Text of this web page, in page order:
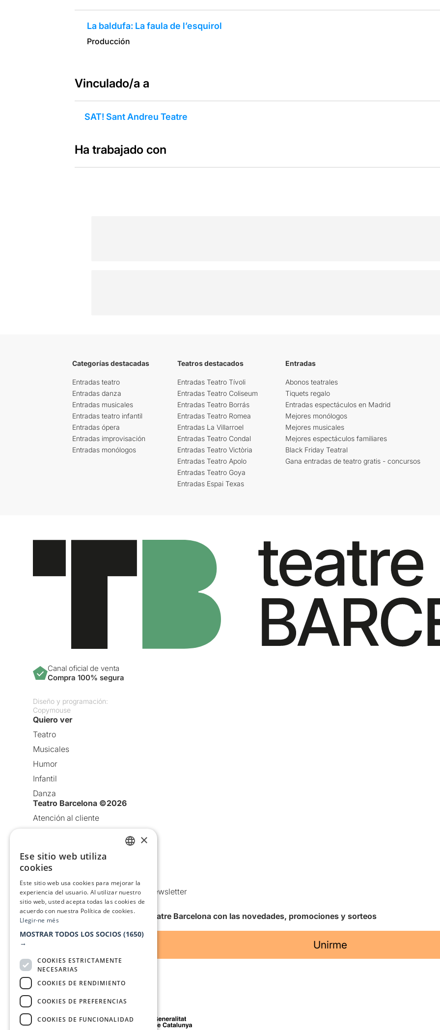
La baldufa: La faula de l’esquirol
Producción
Vinculado/a a
SAT! Sant Andreu Teatre
Ha trabajado con
Categorías destacadas
Entradas teatro
Entradas danza
Entradas musicales
Entradas teatro infantil
Entradas ópera
Entradas improvisación
Entradas monólogos
Teatros destacados
Entradas Teatro Tívoli
Entradas Teatro Coliseum
Entradas Teatro Borrás
Entradas Teatro Romea
Entradas La Villarroel
Entradas Teatro Condal
Entradas Teatro Victòria
Entradas Teatro Apolo
Entradas Teatro Goya
Entradas Espai Texas
Entradas
Abonos teatrales
Tiquets regalo
Entradas espectáculos en Madrid
Mejores monólogos
Mejores musicales
Mejores espectáculos familiares
Black Friday Teatral
Gana entradas de teatro gratis - concursos
Canal oficial de venta
Compra 100% segura
Diseño y programación:
Copymouse
Quiero ver
Teatro
Musicales
Humor
Infantil
Danza
Teatro Barcelona ©2026
Atención al cliente
Política de Cookies
Comunicaciones comerciales y Newsletter
Anuncia’t
Quiero recibir la newsletter de Teatre Barcelona con las novedades, promociones y sorteos
Unirme
Con el apoyo de
×
Ese sitio web utiliza
cookies
Este sitio web usa cookies para mejorar la
experiencia del usuario. Al utilizar nuestro
sitio web, usted acepta todas las cookies de
acuerdo con nuestra Política de cookies.
Llegir-ne més
MOSTRAR TODOS LOS SOCIOS (1650)
→
COOKIES ESTRICTAMENTE
NECESARIAS
COOKIES DE RENDIMIENTO
COOKIES DE PREFERENCIAS
COOKIES DE FUNCIONALIDAD